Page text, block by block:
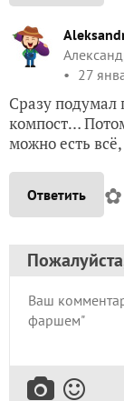
27
Сразу
компост…
можно есть
Ответить ✿